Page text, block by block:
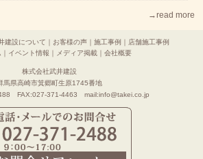
→read more
建設について お客様の声 施工事例
店舗施工事例
イベント情報 メディア掲載 会社概要
株式会社武井建設
馬県高崎市箕郷町生原1745番地
FAX:027-371-4463 mail:info@takei.co.jp